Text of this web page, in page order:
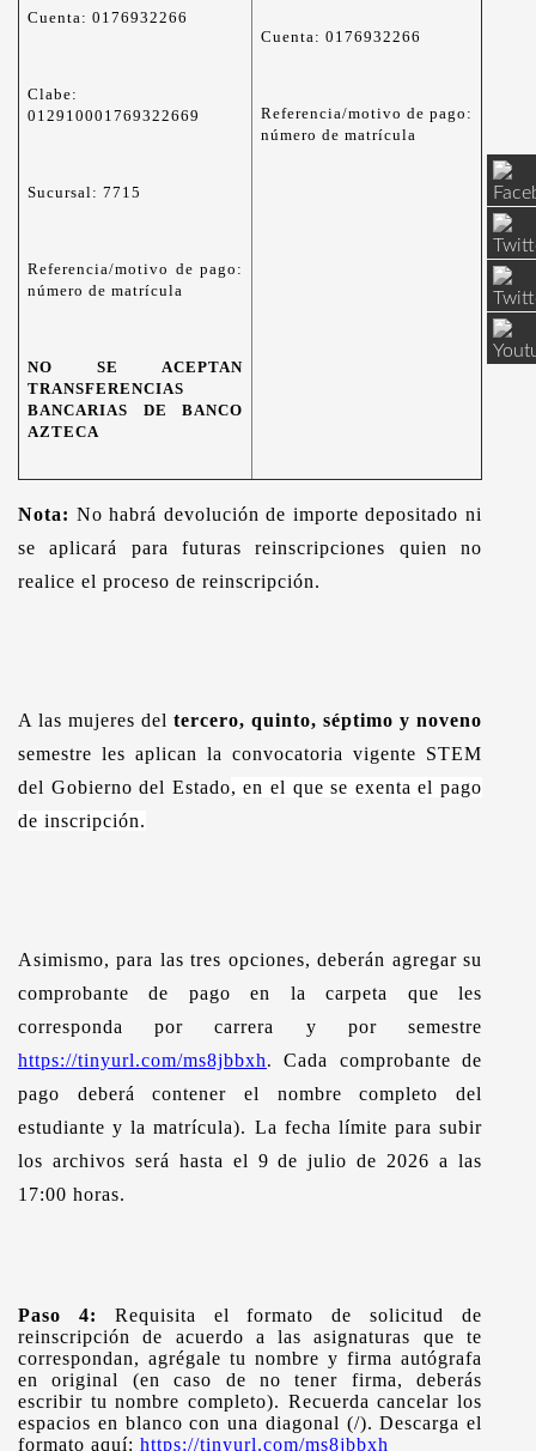
Cuenta: 0176932266
Clabe:
012910001769322669
Sucursal: 7715
Referencia/motivo de pago:
número de matrícula
NO SE ACEPTAN
TRANSFERENCIAS
BANCARIAS DE BANCO
AZTECA
Cuenta: 0176932266
Referencia/motivo de pago:
número de matrícula
Nota: No habrá devolución de importe depositado ni
se aplicará para futuras reinscripciones quien no
realice el proceso de reinscripción.
A las mujeres del tercero, quinto, séptimo y noveno
semestre les aplican la convocatoria vigente STEM
del Gobierno del Estado, en el que se exenta el pago
de inscripción.
Asimismo, para las tres opciones, deberán agregar su
comprobante de pago en la carpeta que les
corresponda por carrera y por semestre
https://tinyurl.com/ms8jbbxh.Cada comprobante de
pago deberá contener el nombre completo del
estudiante y la matrícula). La fecha límite para subir
los archivos será hasta el 9 de julio de 2026 a las
17:00 horas.
Paso 4: Requisita el formato de solicitud de
reinscripción de acuerdo a las asignaturas que te
correspondan, agrégale tu nombre y firma autógrafa
en original (en caso de no tener firma, deberás
escribir tu nombre completo). Recuerda cancelar los
espacios en blanco con una diagonal (/). Descarga el
formato aquí: https://tinyurl.com/ms8jbbxh